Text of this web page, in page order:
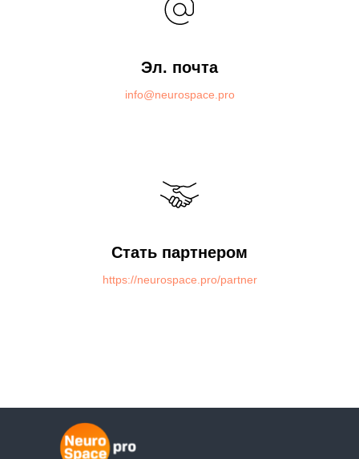
Эл. почта
info@neurospace.pro
Стать партнером
https://neurospace.pro/partner